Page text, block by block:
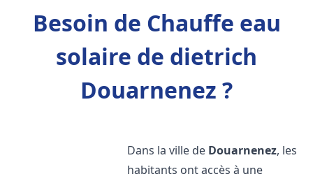
Besoin de Chauffe eau
solaire de dietrich
Douarnenez ?
Dans la ville de Douarnenez, les
habitants ont accès à une